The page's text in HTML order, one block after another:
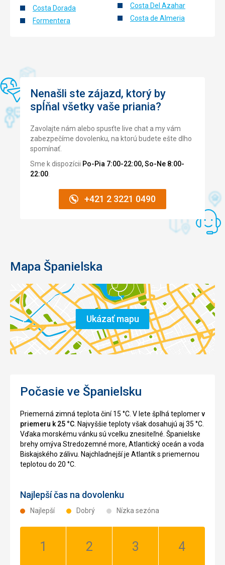
Costa Dorada
Formentera
Costa Del Azahar
Costa de Almeria
Nenašli ste zájazd, ktorý by
spĺňal všetky vaše priania?
Zavolajte nám alebo spusťte live chat a my vám
zabezpečíme dovolenku, na ktorú budete ešte dlho
spomínať.
Sme k dispozícii Po-Pia 7:00-22:00, So-Ne 8:00-
22:00.
+421 2 3221 0490
Mapa Španielska
Ukázať mapu
Počasie ve Španielsku
Priemerná zimná teplota činí 15 °C. V lete šplhá teplomerv
priemeru k 25 °C. Najvyššie teploty však dosahujú aj 35 °C.
Vďaka morskému vánku sú vcelku znesiteľné. Španielske
brehy omýva Stredozemné more, Atlantický oceán a voda
Biskajského zálivu. Najchladnejší je Atlantik s priemernou
teplotou do 20 °C.
Najlepší čas na dovolenku
Najlepší Dobrý Nízka sezóna
Január:
Február:
Marec:
Apríl: